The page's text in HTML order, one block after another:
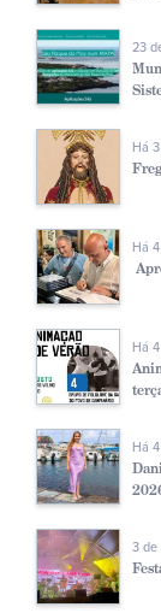
23
Há
Há
Há
Há
3 de